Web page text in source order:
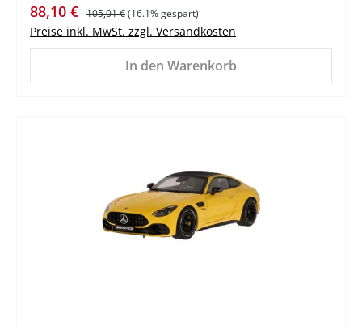
Verkaufspreis:
88,10 € Regulärer Preis:
105,01 €(16.1% gespart)
Preise inkl. MwSt. zzgl. Versandkosten
In den Warenkorb